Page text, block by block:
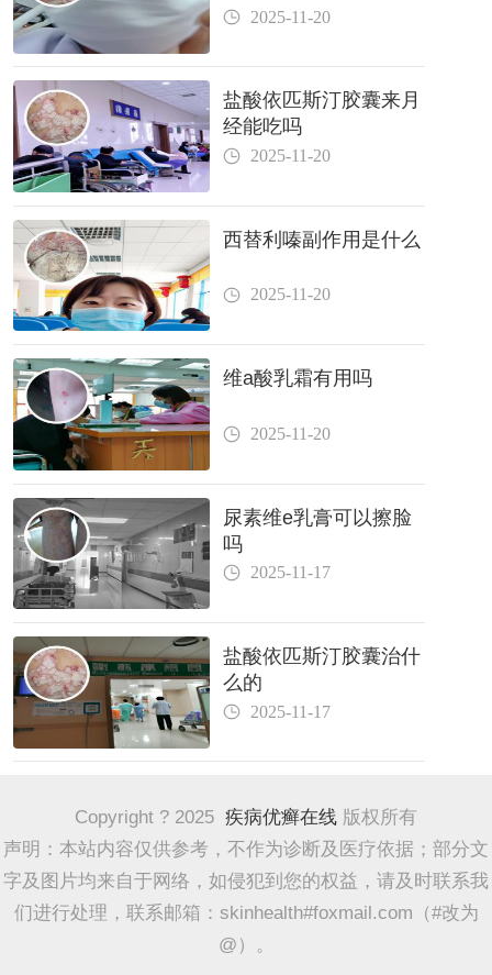
2025-11-20
盐酸依匹斯汀胶囊来月
经能吃吗
2025-11-20
西替利嗪副作用是什么
2025-11-20
维a酸乳霜有用吗
2025-11-20
尿素维e乳膏可以擦脸
吗
2025-11-17
盐酸依匹斯汀胶囊治什
么的
2025-11-17
Copyright ? 2025 疾病优癣在线 版权所有
声明：本站内容仅供参考，不作为诊断及医疗依据；部分文
字及图片均来自于网络，如侵犯到您的权益，请及时联系我
们进行处理，联系邮箱：skinhealth#foxmail.com（#改为
@）。